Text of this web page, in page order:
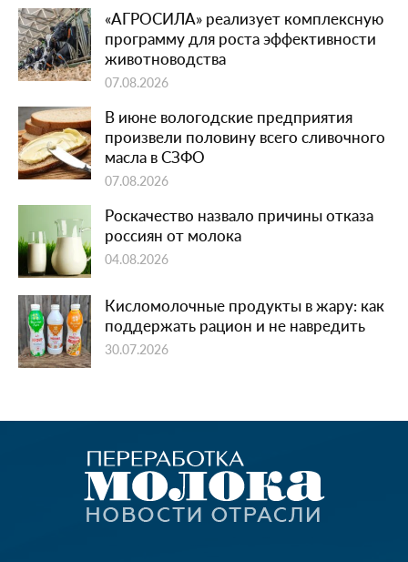
«АГРОСИЛА» реализует комплексную
программу для роста эффективности
животноводства
07.08.2026
В июне вологодские предприятия
произвели половину всего сливочного
масла в СЗФО
07.08.2026
Роскачество назвало причины отказа
россиян от молока
04.08.2026
Кисломолочные продукты в жару: как
поддержать рацион и не навредить
30.07.2026